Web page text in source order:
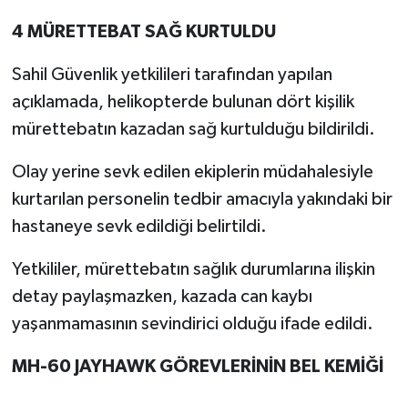
4 MÜRETTEBAT SAĞ KURTULDU
Sahil Güvenlik yetkilileri tarafından yapılan
açıklamada, helikopterde bulunan dört kişilik
mürettebatın kazadan sağ kurtulduğu bildirildi.
Olay yerine sevk edilen ekiplerin müdahalesiyle
kurtarılan personelin tedbir amacıyla yakındaki bir
hastaneye sevk edildiği belirtildi.
Yetkililer, mürettebatın sağlık durumlarına ilişkin
detay paylaşmazken, kazada can kaybı
yaşanmamasının sevindirici olduğu ifade edildi.
MH-60 JAYHAWK GÖREVLERİNİN BEL KEMİĞİ